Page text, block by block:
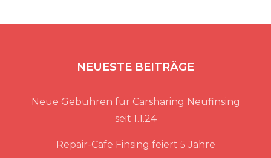
NEUESTE BEITRÄGE
Neue Gebühren für Carsharing Neufinsing
seit 1.1.24
Repair-Cafe Finsing feiert 5 Jahre